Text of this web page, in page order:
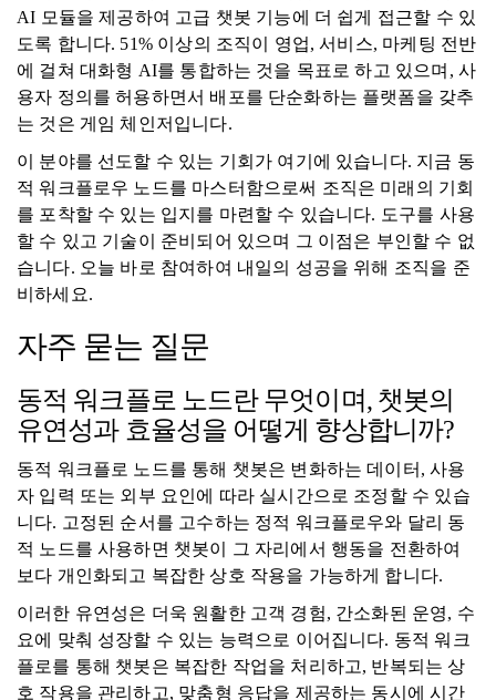
AI 모듈을 제공하여 고급 챗봇 기능에 더 쉽게 접근할 수 있
도록 합니다. 51% 이상의 조직이 영업, 서비스, 마케팅 전반
에 걸쳐 대화형 AI를 통합하는 것을 목표로 하고 있으며, 사
용자 정의를 허용하면서 배포를 단순화하는 플랫폼을 갖추
는 것은 게임 체인저입니다.
이 분야를 선도할 수 있는 기회가 여기에 있습니다. 지금 동
적 워크플로우 노드를 마스터함으로써 조직은 미래의 기회
를 포착할 수 있는 입지를 마련할 수 있습니다. 도구를 사용
할 수 있고 기술이 준비되어 있으며 그 이점은 부인할 수 없
습니다. 오늘 바로 참여하여 내일의 성공을 위해 조직을 준
비하세요.
자주 묻는 질문
동적 워크플로 노드란 무엇이며, 챗봇의
유연성과 효율성을 어떻게 향상합니까?
동적 워크플로 노드를 통해 챗봇은 변화하는 데이터, 사용
자 입력 또는 외부 요인에 따라 실시간으로 조정할 수 있습
니다. 고정된 순서를 고수하는 정적 워크플로우와 달리 동
적 노드를 사용하면 챗봇이 그 자리에서 행동을 전환하여
보다 개인화되고 복잡한 상호 작용을 가능하게 합니다.
이러한 유연성은 더욱 원활한 고객 경험, 간소화된 운영, 수
요에 맞춰 성장할 수 있는 능력으로 이어집니다. 동적 워크
플로를 통해 챗봇은 복잡한 작업을 처리하고, 반복되는 상
호 작용을 관리하고, 맞춤형 응답을 제공하는 동시에 시간